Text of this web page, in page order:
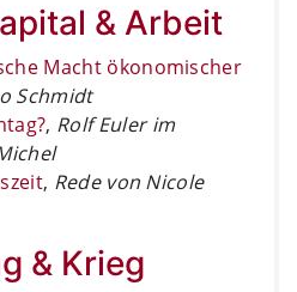
& Arbeit
Macht ökonomischer
Schmidt
, Rolf Euler im
, Rede von Nicole
& Krieg